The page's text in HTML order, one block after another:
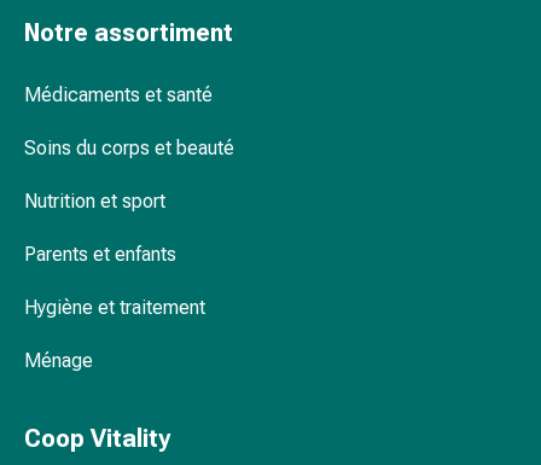
Schüssler
Anthroposophiques
vessie,
Troubles
Prostate
des
la
Notre assortiment
Médicaments et santé
Soins du corps et beauté
Nutrition et sport
Parents et enfants
Hygiène et traitement
Ménage
Coop Vitality